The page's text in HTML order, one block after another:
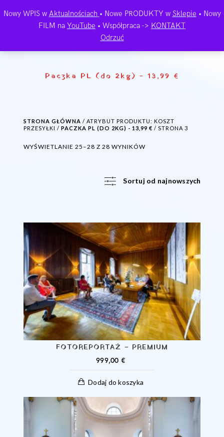
Paczka PL (do 2kg) - 13,99 €
STRONA GŁÓWNA / ATRYBUT PRODUKTU: KOSZT
PRZESYŁKI /PACZKA PL (DO 2KG) - 13,99 € / STRONA 3
WYŚWIETLANIE 25–28 Z 28 WYNIKÓW
Sortuj od najnowszych
FOTOREPORTAŻ – PREMIUM
999,00 €
Dodaj do koszyka
Nowy WPIS w Aktualnościach • Nowe PRODUKTY w Sklepie • Nowy
FILM na YouTube • Współpraca -> KONTAKT
Odrzuć